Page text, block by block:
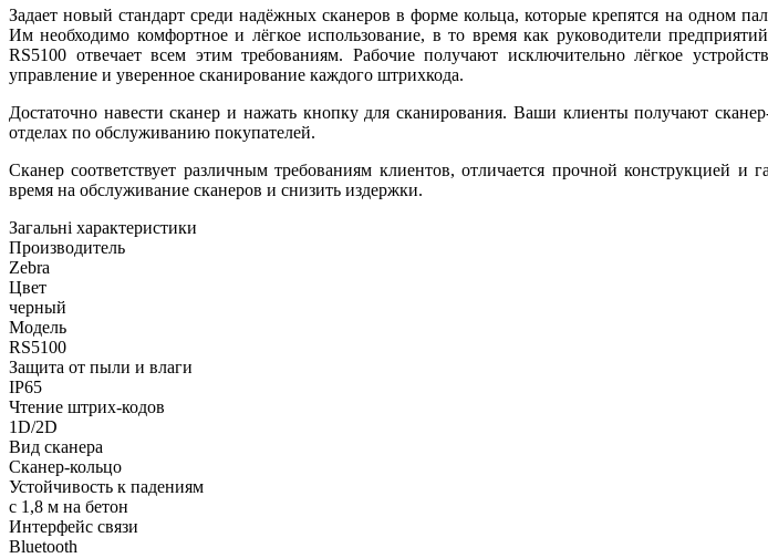
Задает новый стандарт среди надёжных сканеров в форме кольца, которые крепятся на одном
Им необходимо комфортное и лёгкое использование, в то время как руководители
RS5100 отвечает всем этим требованиям. Рабочие получают исключительно лёгкое
управление и уверенное сканирование каждого штрихкода.
Достаточно навести сканер и нажать кнопку для сканирования. Ваши клиенты получают
отделах по обслуживанию покупателей.
Сканер соответствует различным требованиям клиентов, отличается прочной конструкцией
время на обслуживание сканеров и снизить издержки.
Загальні характеристики
Производитель
Zebra
Цвет
черный
Модель
RS5100
Защита от пыли и влаги
IP65
Чтение штрих-кодов
1D/2D
Вид сканера
Сканер-кольцо
Устойчивость к падениям
с 1,8 м на бетон
Интерфейс связи
Bluetooth